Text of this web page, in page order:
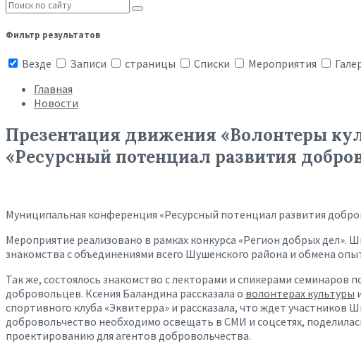
Фильтр результатов
Везде Записи страницы Списки Мероприятия
Главная
Новости
Презентация движения «Волонтеры
«Ресурсный потенциал развития
Муниципальная конференция «Ресурсный потенциал развития
Мероприятие реализовано в рамках конкурса «Регион добрых
знакомства с объединениями всего Шушенского района и обмена
Так же, состоялось знакомство с лекторами и спикерами
добровольцев. Ксения Баландина рассказала о волонтерах культуры
спортивного клуба «Эквитерра» и рассказала, что ждет
добровольчество необходимо освещать в СМИ и соцсетях,
проектированию для агентов добровольчества.